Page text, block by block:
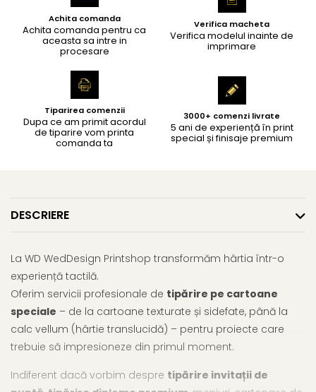
Achita comanda
Achita comanda pentru ca
aceasta sa intre in
procesare
Verifica macheta
Verifica modelul inainte de
imprimare
Tiparirea comenzii
Dupa ce am primit acordul
de tiparire vom printa
comanda ta
3000+ comenzi livrate
5 ani de experiență în print
special și finisaje premium
DESCRIERE
La WD WedDesign Printshop transformăm hârtia într-o
experiență tactilă.
Oferim servicii profesionale de tipărire pe cartoane
speciale – de la cartoane texturate și sidefate, până la
calc vellum (hârtie translucidă) – pentru proiecte care
trebuie să impresioneze din primul moment.
Indiferent dacă vorbim despre tipărire invitații de